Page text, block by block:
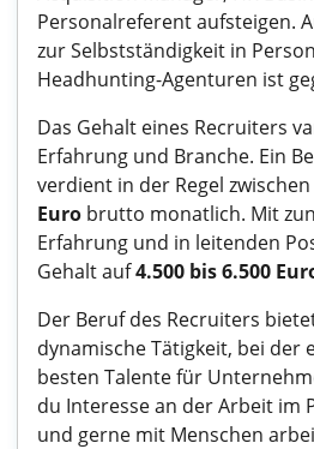
Personalreferent aufsteigen.
zur Selbstständigkeit in
Headhunting-Agenturen ist
Das Gehalt eines Recruiters
Erfahrung und Branche. Ein
verdient in der Regel zwischen
Euro brutto monatlich. Mit
Erfahrung und in leitenden
Gehalt auf4.500 bis 6.500
Der Beruf des Recruiters
dynamische Tätigkeit, bei der
besten Talente für
du Interesse an der Arbeit im
und gerne mit Menschen